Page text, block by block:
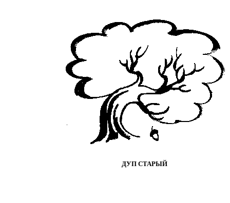
ДУП СТАРЫЙ